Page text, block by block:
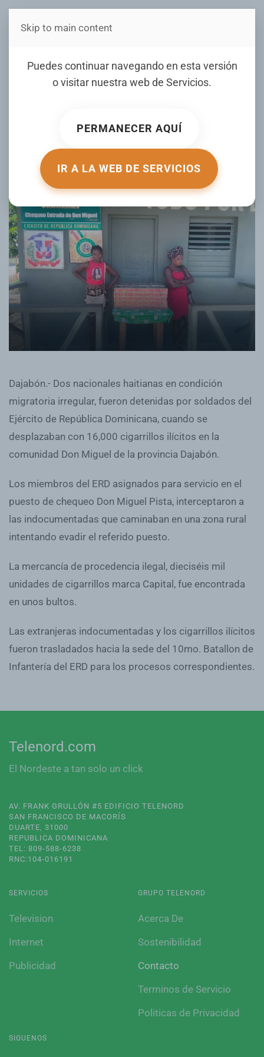
Estás en Telenord Medios
Puedes continuar navegando en esta versión
o visitar nuestra web de Servicios.
PERMANECER AQUÍ
IR A LA WEB DE SERVICIOS
Skip to main content
Detienen haitianas
indocumentadas con 16
Dajabón
ESCRITO POR NOTICIASSIN.COM EL 06 JULIO 2025.
PUBLICADO EN
NACIONALES
Dajabón.- Dos nacionales haitianas en condición
migratoria irregular, fueron detenidas por soldados del
Ejército de República Dominicana, cuando se
desplazaban con 16,000 cigarrillos ilícitos en la
comunidad Don Miguel de la provincia Dajabón.
Los miembros del ERD asignados para servicio en el
puesto de chequeo Don Miguel Pista, interceptaron a
las indocumentadas que caminaban en una zona rural
intentando evadir el referido puesto.
La mercancía de procedencia ilegal, dieciséis mil
unidades de cigarrillos marca Capital, fue encontrada
en unos bultos.
Las extranjeras indocumentadas y los cigarrillos ilícitos
fueron trasladados hacia la sede del 10mo. Batallon de
Infantería del ERD para los procesos correspondientes.
Telenord.com
El Nordeste a tan solo un click
AV. FRANK GRULLÓN #5 EDIFICIO TELENORD
SAN FRANCISCO DE MACORÍS
DUARTE, 31000
REPUBLICA DOMINICANA
TEL: 809-588-6238
RNC:104-016191
SERVICIOS
Television
Internet
Publicidad
GRUPO TELENORD
Acerca De
Sostenibilidad
Contacto
Terminos de Servicio
Politicas de Privacidad
SIGUENOS